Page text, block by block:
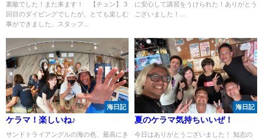
素敵でした！また来ます！ 【チュン】 3
回目のダイビングでしたが、とても楽しむ
事ができました。スタッフ...
に安心して講習をうけられた！ありがとう
ございました！...
海日記
ケラマ！楽しいね♪
サンドトライアングルの海の色、最高にき
海日記
夏のケラマ気持ちいいぜ！
今日はありがとうございました！ 知志の